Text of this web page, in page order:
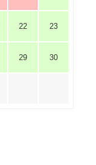
22 23
29 30